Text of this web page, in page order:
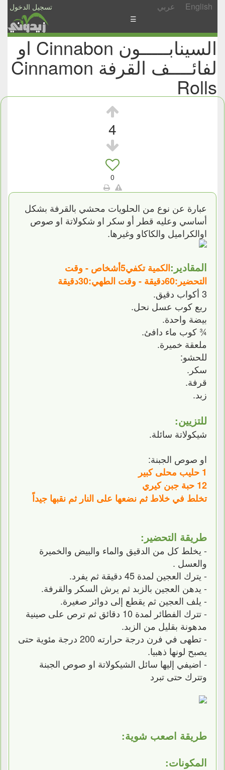
تسجيل الدخول عربي English
الأخبار
الأسئلة
والمشاركات
الأبجدي
☰
السينابـــــون Cinnabon او
لفائــــف القرفة Cinnamon
Rolls
4
0
عبارة عن نوع من الحلويات محشي بالقرفة بشكل
أساسي وعليه قطر أو سكر او شكولاتة او صوص
اوالكراميل والكاكاو وغيرها.
المقادير:
الكمية تكفي5أشخاص - وقت
التحضير:60دقيقة - وقت الطهي:30دقيقة
3 أكواب دقيق.
ربع كوب عسل نحل.
بيضة واحدة.
¾ كوب ماء دافئ.
ملعقة خميرة.
للحشو:
سكر.
قرفة.
زبد.
للتزيين:
شيكولاتة سائلة.
او صوص الجبنة:
1 حليب محلى كبير
12 حبة جبن كيري
تخلط في خلاط ثم نضعها على النار ثم نقبها جيداً
طريقة التحضير:
- يخلط كل من الدقيق والماء والبيض والخميرة
والعسل .
- يترك العجين لمدة 45 دقيقة ثم يفرد.
- يدهن العجين بالزبد ثم يرش السكر والقرفة.
- يلف العجين ثم يقطع إلى دوائر صغيرة.
- تترك الفطائر لمدة 10 دقائق ثم ترص على صينية
مدهونة بقليل من الزبد.
- تطهى في فرن درجة حرارته 200 درجة مئوية حتى
يصبح لونها ذهبيا.
- اضيفي إليها سائل الشيكولاتة او صوص الجبنة
وتترك حتى تبرد
طريقة اصعب شوية:
المكونات: